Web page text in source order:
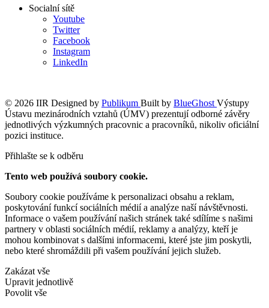
Socialní sítě
Youtube
Twitter
Facebook
Instagram
LinkedIn
© 2026 IIR Designed by Publikum Built by BlueGhost Výstupy
Ústavu mezinárodních vztahů (ÚMV) prezentují odborné závěry
jednotlivých výzkumných pracovnic a pracovníků, nikoliv oficiální
pozici instituce.
Přihlašte se k odběru
Tento web používá soubory cookie.
Soubory cookie používáme k personalizaci obsahu a reklam,
poskytování funkcí sociálních médií a analýze naší návštěvnosti.
Informace o vašem používání našich stránek také sdílíme s našimi
partnery v oblasti sociálních médií, reklamy a analýzy, kteří je
mohou kombinovat s dalšími informacemi, které jste jim poskytli,
nebo které shromáždili při vašem používání jejich služeb.
Zakázat vše
Upravit jednotlivě
Povolit vše